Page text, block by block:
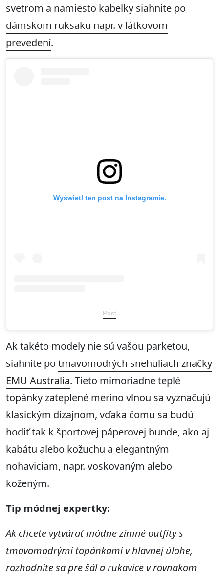
svetrom a namiesto kabelky siahnite po
dámskom ruksaku napr. v látkovom
prevedení.
Wyświetl ten post na Instagramie.
Post
Ak takéto modely nie sú vašou parketou,
siahnite po tmavomodrých snehuliach značky
EMU Australia. Tieto mimoriadne teplé
topánky zateplené merino vlnou sa vyznačujú
klasickým dizajnom, vďaka čomu sa budú
hodiť tak k športovej páperovej bunde, ako aj
kabátu alebo kožuchu a elegantným
nohaviciam, napr. voskovaným alebo
koženým.
Tip módnej expertky:
Ak chcete vytvárať módne zimné outfity s
tmavomodrými topánkami v hlavnej úlohe,
rozhodnite sa pre šál a rukavice v rovnakom